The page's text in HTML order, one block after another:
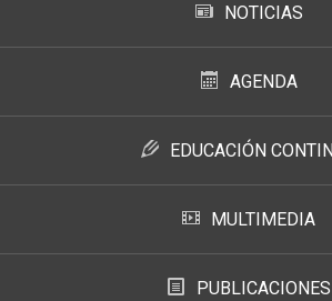
NOTICIAS
AGENDA
EDUCACIÓN
MULTIMEDIA
PUBLICACIONES